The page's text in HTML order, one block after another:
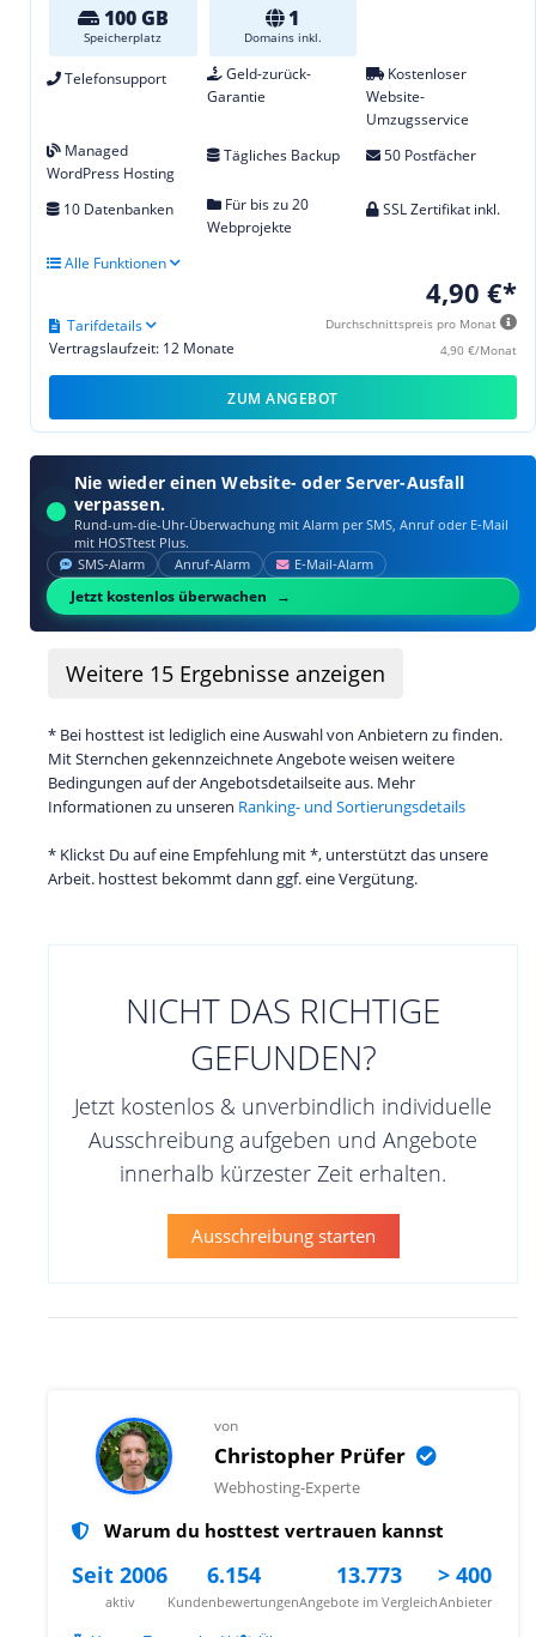
100 GB
Speicherplatz
1
Domains inkl.
Telefonsupport
Geld-zurück-
Garantie
Kostenloser
Website-
Umzugsservice
Managed
WordPress Hosting
Tägliches Backup 50 Postfächer
10 Datenbanken
Für bis zu 20
Webprojekte
SSL Zertifikat inkl.
Alle Funktionen
4,90 €*
Durchschnittspreis pro Monat
4,90 €/Monat
Vertragslaufzeit: 12 Monate
Tarifdetails
ZUM ANGEBOT
Nie wieder einen Website- oder Server-Ausfall
verpassen.
Rund-um-die-Uhr-Überwachung mit Alarm per SMS, Anruf oder E‑Mail
mit HOSTtest Plus.
SMS‑Alarm Anruf‑Alarm E‑Mail‑Alarm
Jetzt kostenlos überwachen
Weitere 15 Ergebnisse anzeigen
* Bei hosttest ist lediglich eine Auswahl von Anbietern zu finden.
Mit Sternchen gekennzeichnete Angebote weisen weitere
Bedingungen auf der Angebotsdetailseite aus. Mehr
Informationen zu unseren Ranking- und Sortierungsdetails
* Klickst Du auf eine Empfehlung mit *, unterstützt das unsere
Arbeit. hosttest bekommt dann ggf. eine Vergütung.
NICHT DAS RICHTIGE
GEFUNDEN?
Jetzt kostenlos & unverbindlich individuelle
Ausschreibung aufgeben und Angebote
innerhalb kürzester Zeit erhalten.
Ausschreibung starten
von
Christopher Prüfer
Webhosting-Experte
Warum du hosttest vertrauen kannst
Seit 2006
aktiv
6.154
Kundenbewertungen
13.773
Angebote im Vergleich
> 400
Anbieter